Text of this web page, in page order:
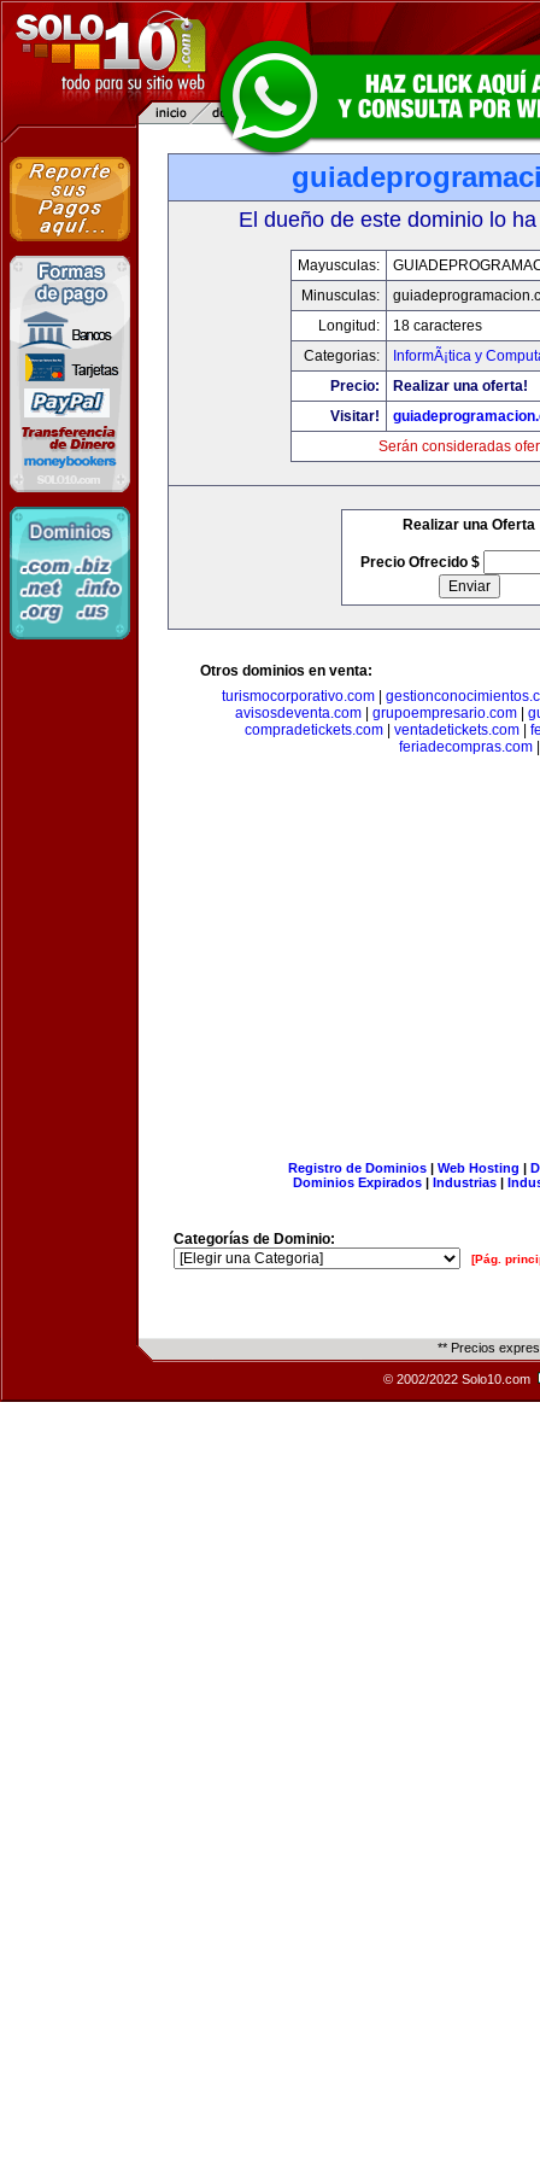
El dueño de este dominio lo
Mayusculas:
Minusculas:
Longitud:
18 caracteres
Categorias:
InformÃ¡tica y
Precio:
Realizar una oferta!
Visitar!
Serán consideradas
Realizar una Oferta
Precio Ofrecido $
Otros dominios en venta:
turismocorporativo.com
avisosdeventa.com| grupoempresario.com|
compradetickets.com| ventadetickets.com|
feriadecompras.com|
Registro de Dominios| Web Hosting |
Dominios Expirados | Industrias |
Categorías de Dominio:
[Pág.
** Precios
© 2002/2022 Solo10.com